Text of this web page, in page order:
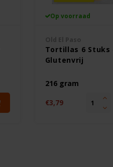
Op voorraad
Tortillas 6 Stuks
Glutenvrij
216 gram
€3,79